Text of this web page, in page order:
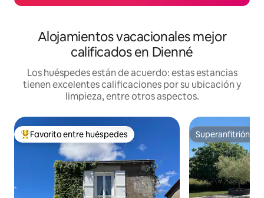
Alojamientos vacacionales mejor
calificados en Dienné
Los huéspedes están de acuerdo: estas estancias
tienen excelentes calificaciones por su ubicación y
limpieza, entre otros aspectos.
De los mejores en Favorito entre huéspedes
Favorito entre huéspedes Superanfitrión
Superanfitrión